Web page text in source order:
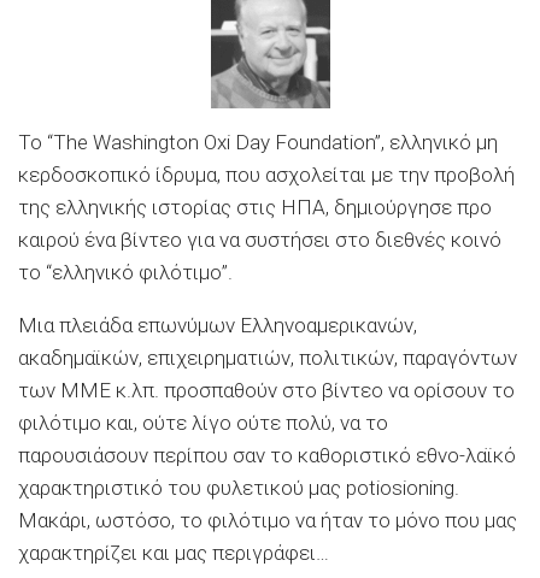
Το “The Washington Oxi Day Foundation”, ελληνικό μη
κερδοσκοπικό ίδρυμα, που ασχολείται με την προβολή
της ελληνικής ιστορίας στις ΗΠΑ, δημιούργησε προ
καιρού ένα βίντεο για να συστήσει στο διεθνές κοινό
το “ελληνικό φιλότιμο”.
Μια πλειάδα επωνύμων Ελληνοαμερικανών,
ακαδημαϊκών, επιχειρηματιών, πολιτικών, παραγόντων
των ΜΜΕ κ.λπ. προσπαθούν στο βίντεο να ορίσουν το
φιλότιμο και, ούτε λίγο ούτε πολύ, να το
παρουσιάσουν περίπου σαν το καθοριστικό εθνο-λαϊκό
χαρακτηριστικό του φυλετικού μας potiosioning.
Μακάρι, ωστόσο, το φιλότιμο να ήταν το μόνο που μας
χαρακτηρίζει και μας περιγράφει…